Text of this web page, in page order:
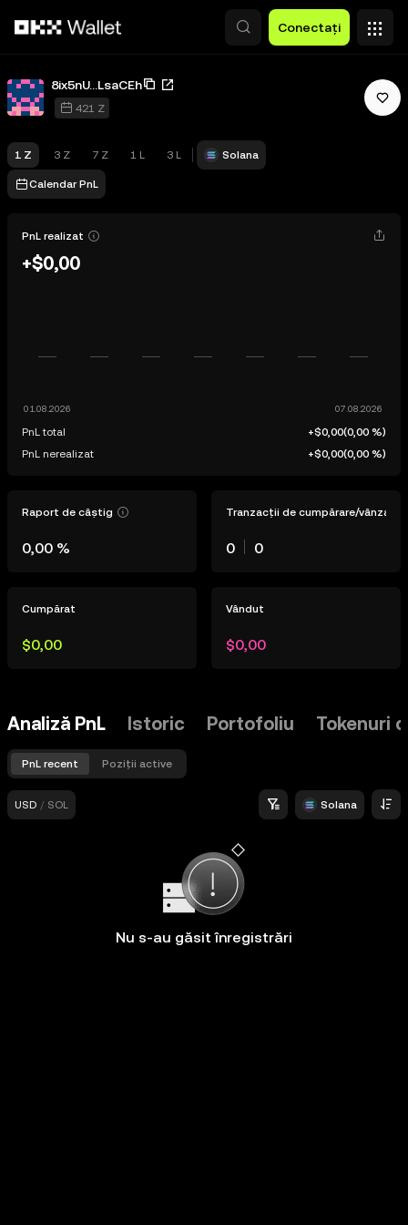
Conectați
8ix5nU...LsaCEh
421 Z
1 Z 3 Z 7 Z 1 L 3 L Solana
Calendar PnL
PnL realizat
+$0,00
PnL total +$0,00(0,00 %)
PnL nerealizat
+$0,00(0,00 %)
Raport de câștig
0,00 %
Tranzacții de cumpărare/vânzare
0 0
Cumpărat
$0,00
Vândut
$0,00
Analiză PnL Istoric Portofoliu Tokenuri
PnL recent Poziții active
USD / SOL Solana
Nu s-au găsit înregistrări